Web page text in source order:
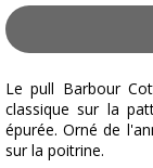
Le pull Barbour
classique sur la
épurée. Orné de
sur la poitrine.